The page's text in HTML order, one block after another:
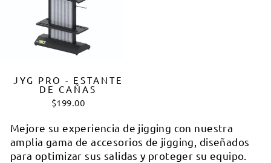
JYG PRO - ESTANTE
DE CAÑAS
$199.00
Mejore su experiencia de jigging con nuestra
amplia gama de accesorios de jigging, diseñados
para optimizar sus salidas y proteger su equipo.